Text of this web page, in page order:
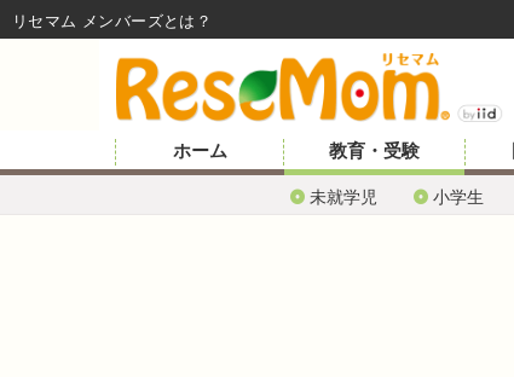
ホーム 教育・受験
未就学児 小学生
リセマム メンバーズ